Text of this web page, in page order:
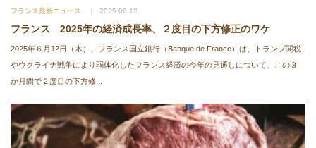
フランス最新ニュース 2025.06.12.
フランス 2025年の経済成長率、２度目の下方修正のワケ
2025年６月12日（木）、フランス国立銀行（Banque de France）は、トランプ関税
やウクライナ戦争により弱体化したフランス経済の今年の見通しについて、この３
か月間で２度目の下方修...